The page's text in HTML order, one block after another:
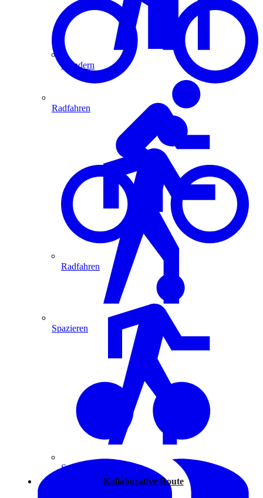
Wandern
Radfahren
Spazieren
Kollaborative Route
Radfahren
Spazieren